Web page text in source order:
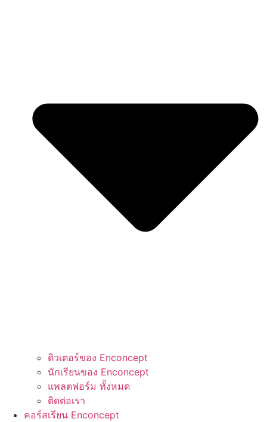
ติวเตอร์ของ Enconcept
นักเรียนของ Enconcept
แพลตฟอร์ม ทั้งหมด
ติดต่อเรา
คอร์สเรียน Enconcept